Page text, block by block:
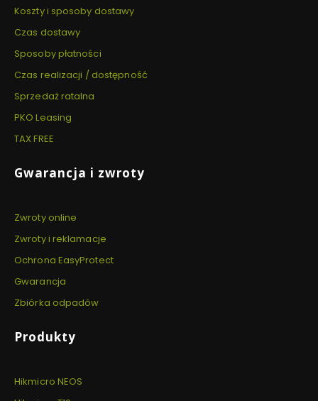
Koszty i sposoby dostawy
Czas dostawy
Sposoby płatności
Czas realizacji / dostępność
Sprzedaż ratalna
PKO Leasing
TAX FREE
Gwarancja i zwroty
Zwroty online
Zwroty i reklamacje
Ochrona EasyProtect
Gwarancja
Zbiórka odpadów
Produkty
Hikmicro NEOS